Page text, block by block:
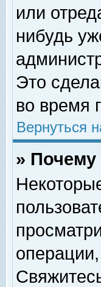
или
нибудь
Это
во время
Вернуться
»